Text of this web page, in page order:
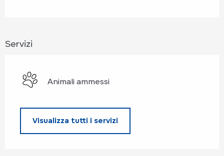
Servizi
Animali ammessi
Visualizza tutti i servizi